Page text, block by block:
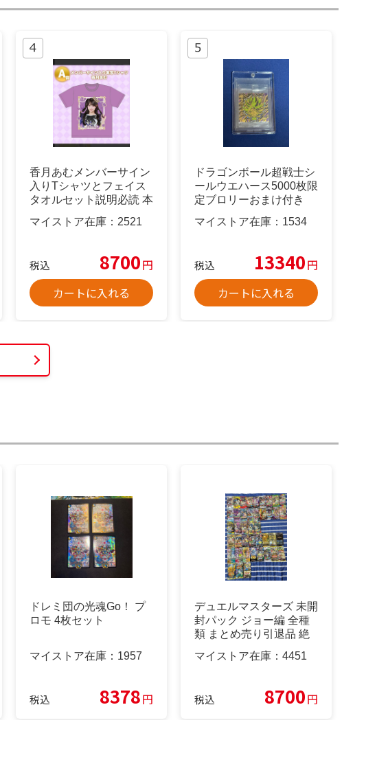
香月あむメンバーサイン
入りTシャツとフェイス
タオルセット説明必読 本
マイストア在庫： 2521
税込 8700円
カートに入れる
ドラゴンボール超戦士シ
ールウエハース5000枚限
定ブロリーおまけ付き
マイストア在庫： 1534
税込 13340円
カートに入れる
ドレミ団の光魂Go！ プ
ロモ 4枚セット
マイストア在庫： 1957
税込 8378円
デュエルマスターズ 未開
封パック ジョー編 全種
類 まとめ売り引退品 絶
マイストア在庫： 4451
税込 8700円